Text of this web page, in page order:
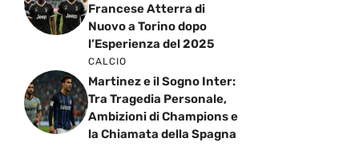
Francese Atterra di
Nuovo a Torino dopo
l’Esperienza del 2025
CALCIO
Martinez e il Sogno Inter:
Tra Tragedia Personale,
Ambizioni di Champions e
la Chiamata della Spagna